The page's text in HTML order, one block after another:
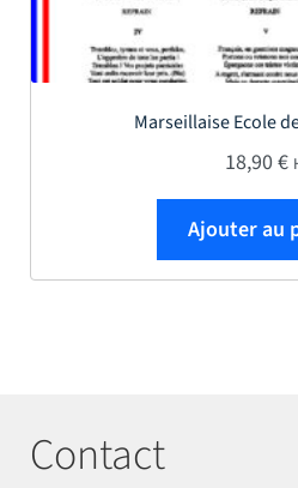
Marseillaise Ecole
18,90€
Ajouter au
Contact